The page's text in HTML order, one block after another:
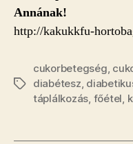
Annának!
http://kakukkfu-
Címkék
cukorbetegség,
diabétesz,
táplálkozás, főétel,